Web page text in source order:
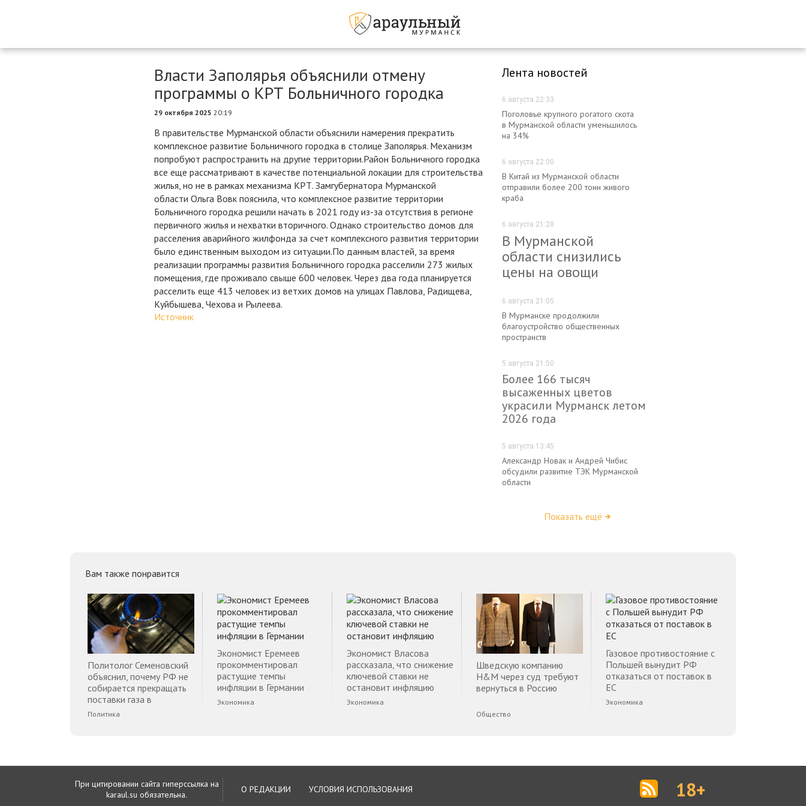
Власти Заполярья объяснили отмену
программы о КРТ Больничного городка
29 октября 2025 20:19
В правительстве Мурманской области объяснили намерения прекратить
комплексное развитие Больничного городка в столице Заполярья. Механизм
попробуют распространить на другие территории.Район Больничного городка
все еще рассматривают в качестве потенциальной локации для строительства
жилья, но не в рамках механизма КРТ. Замгубернатора Мурманской
области Ольга Вовк пояснила, что комплексное развитие территории
Больничного городка решили начать в 2021 году из-за отсутствия в регионе
первичного жилья и нехватки вторичного. Однако строительство домов для
расселения аварийного жилфонда за счет комплексного развития территории
было единственным выходом из ситуации.По данным властей, за время
реализации программы развития Больничного городка расселили 273 жилых
помещения, где проживало свыше 600 человек. Через два года планируется
расселить еще 413 человек из ветхих домов на улицах Павлова, Радищева,
Куйбышева, Чехова и Рылеева.
Источник
Лента новостей
6 августа 22:33
Поголовье крупного рогатого скота
в Мурманской области уменьшилось
на 34%
6 августа 22:00
В Китай из Мурманской области
отправили более 200 тонн живого
краба
6 августа 21:28
В Мурманской
области снизились
цены на овощи
6 августа 21:05
В Мурманске продолжили
благоустройство общественных
пространств
5 августа 21:50
Более 166 тысяч
высаженных цветов
украсили Мурманск летом
2026 года
5 августа 13:45
Александр Новак и Андрей Чибис
обсудили развитие ТЭК Мурманской
области
Показать ещё
Вам также понравится
Политолог Семеновский
объяснил, почему РФ не
собирается прекращать
поставки газа в
Финляндию
Политика
Экономист Еремеев
прокомментировал
растущие темпы
инфляции в Германии
Экономика
Экономист Власова
рассказала, что снижение
ключевой ставки не
остановит инфляцию
Экономика
Шведскую компанию
H&M через суд требуют
вернуться в Россию
Общество
Газовое противостояние с
Польшей вынудит РФ
отказаться от поставок в
ЕС
Экономика
18+
При цитировании сайта гиперссылка на
karaul.su обязательна.
О РЕДАКЦИИ УСЛОВИЯ ИСПОЛЬЗОВАНИЯ